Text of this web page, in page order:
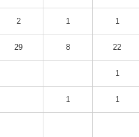
2 1 1
29 8 22
1
1 1